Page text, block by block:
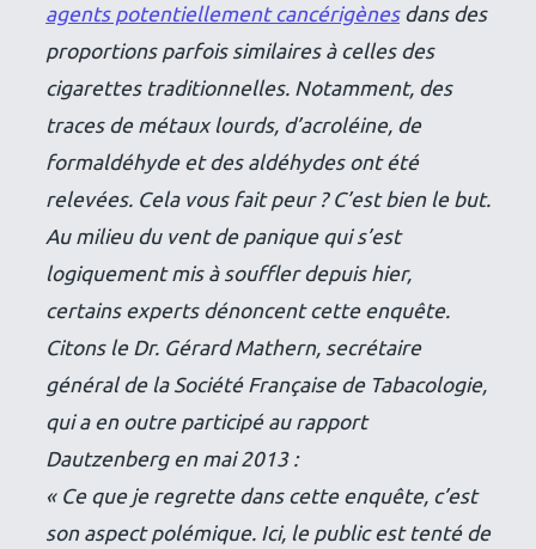
agents potentiellement cancérigènesdans des
proportions parfois similaires à celles des
cigarettes traditionnelles. Notamment, des
traces de métaux lourds, d’acroléine, de
formaldéhyde et des aldéhydes ont été
relevées. Cela vous fait peur ? C’est bien le but.
Au milieu du vent de panique qui s’est
logiquement mis à souffler depuis hier,
certains experts dénoncent cette enquête.
Citons le Dr. Gérard Mathern, secrétaire
général de la Société Française de Tabacologie,
qui a en outre participé au rapport
Dautzenberg en mai 2013 :
« Ce que je regrette dans cette enquête, c’est
son aspect polémique. Ici, le public est tenté de